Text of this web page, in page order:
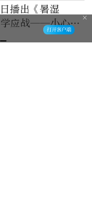
播出《暑湿
应战——小心你
图”》